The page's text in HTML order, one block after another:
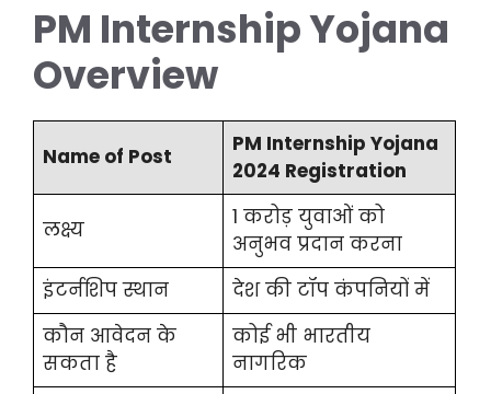
PM Internship Yojana
Overview
Name of Post
PM Internship Yojana
2024 Registration
लक्ष्य
1 करोड़ युवाओं को
अनुभव प्रदान करना
इंटर्नशिप स्थान
देश की टॉप कंपनियों में
कौन आवेदन के
सकता है
कोई भी भारतीय
नागरिक